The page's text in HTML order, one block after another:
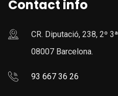
Contact info
CR. Diputació, 238, 2º 3ª
08007 Barcelona.
93 667 36 26